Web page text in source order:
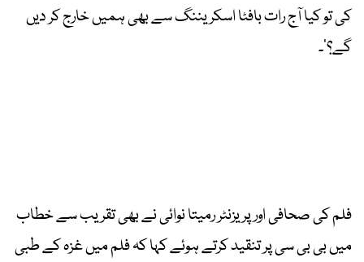
کی تو کیا آج رات بافٹا اسکریننگ سے بھی ہمیں خارج کر دیں
گے؟‘۔
فلم کی صحافی اور پریزنٹر رمیتا نوائی نے بھی تقریب سے خطاب
میں بی بی سی پر تنقید کرتے ہوئے کہا کہ فلم میں غزہ کے طبی